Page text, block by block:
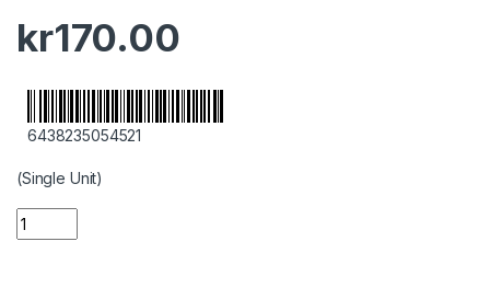
kr170.00
6438235054521
(Single Unit)